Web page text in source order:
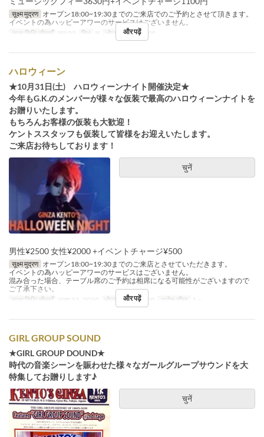
सूक्ष्म मुद्रण オープン18:00~19:30までのご来店でのご予約とさせて頂きます。
イベントの為ハッピーアワーのサービスはございません。
मान्य तिथि सीमाएँ
जुल 05 दिन भोजन रात का खाना
और पढ़ें
ハロウィーン
★10月31日(土) ハロウィーンナイト開催決定★
今年もG.K.のメンバーが様々な仮装で最高のハロウィーンナイトを
お贈りいたします。
もちろんお客様の仮装も大歓迎！
ケントススタッフも仮装して皆様をお迎えいたします。
ご来店お待ちしております！
चुनें
男性¥2500 女性¥2000 +イベントチャージ¥500
सूक्ष्म मुद्रण オープン18:00~19:30までのご来店とさせていただきます。
イベントの為ハッピーアワーのサービスはございません。
混み合った場合、テーブル席のご予約は相席になる可能性がございますので
ご了承下さい。
मान्य तिथि सीमाएँ
अक्टू 31, 2020 भोजन रात का खाना आदेश सीमा 1 ~
और पढ़ें
GIRL GROUP SOUND
★GIRL GROUP DOUND★
時代の音楽シーンを賑わせた様々なガールグループサウンドを大
特集してお贈りします♪
चुनें